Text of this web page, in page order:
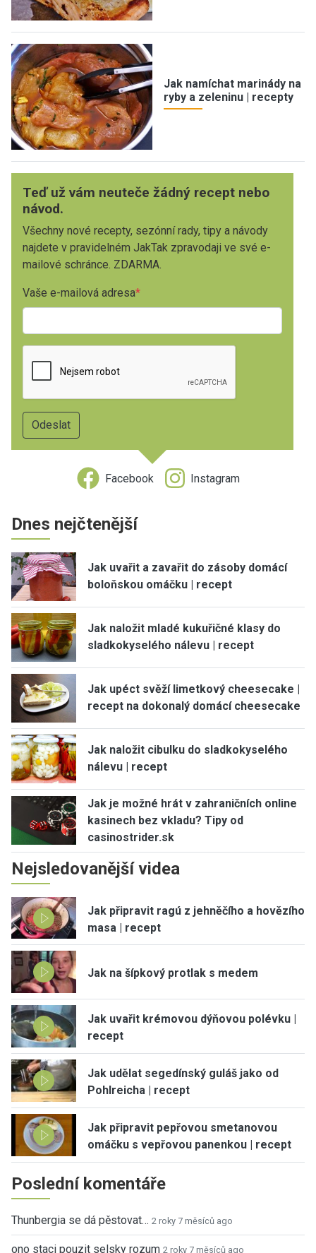
Jak namíchat marinády na
ryby a zeleninu | recepty
Teď už vám neuteče žádný recept nebo
návod.
Všechny nové recepty, sezónní rady, tipy a návody
najdete v pravidelném JakTak zpravodaji ve své e-
mailové schránce. ZDARMA.
Vaše e-mailová adresa
Facebook Instagram
Dnes nejčtenější
Jak uvařit a zavařit do zásoby domácí
boloňskou omáčku | recept
Jak naložit mladé kukuřičné klasy do
sladkokyselého nálevu | recept
Jak upéct svěží limetkový cheesecake |
recept na dokonalý domácí cheesecake
Jak naložit cibulku do sladkokyselého
nálevu | recept
Jak je možné hrát v zahraničních online
kasinech bez vkladu? Tipy od
casinostrider.sk
Nejsledovanější videa
Jak připravit ragú z jehněčího a hovězího
masa | recept
Jak na šípkový protlak s medem
Jak uvařit krémovou dýňovou polévku |
recept
Jak udělat segedínský guláš jako od
Pohlreicha | recept
Jak připravit pepřovou smetanovou
omáčku s vepřovou panenkou | recept
Poslední komentáře
Thunbergia se dá pěstovat… 2 roky 7 měsíců ago
ono staci pouzit selsky rozum 2 roky 7 měsíců ago